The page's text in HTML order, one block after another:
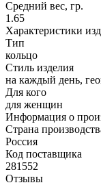
Средний вес, гр.
1.65
Характеристики
Тип
кольцо
Стиль изделия
на каждый день,
Для кого
для женщин
Информация о
Страна
Россия
Код поставщика
281552
Отзывы